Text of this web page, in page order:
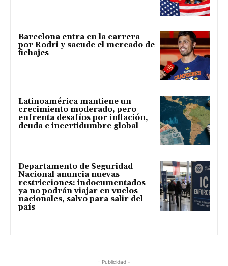
Barcelona entra en la carrera
por Rodri y sacude el mercado de
fichajes
Latinoamérica mantiene un
crecimiento moderado, pero
enfrenta desafíos por inflación,
deuda e incertidumbre global
Departamento de Seguridad
Nacional anuncia nuevas
restricciones: indocumentados
ya no podrán viajar en vuelos
nacionales, salvo para salir del
país
- Publicidad -